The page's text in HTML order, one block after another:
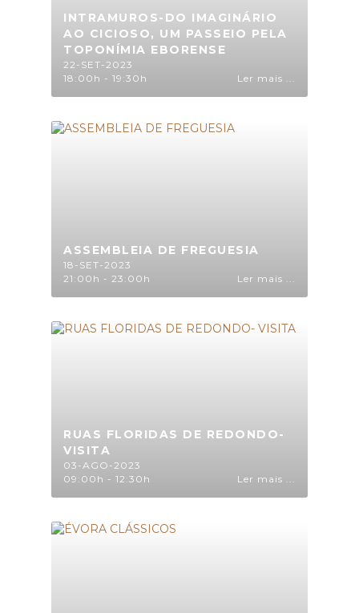
INTRAMUROS-DO IMAGINÁRIO
AO CICIOSO, UM PASSEIO PELA
TOPONÍMIA EBORENSE
22-SET-2023
18:00h - 19:30h
Ler mais ...
ASSEMBLEIA DE FREGUESIA
18-SET-2023
21:00h - 23:00h
Ler mais ...
RUAS FLORIDAS DE REDONDO-
VISITA
03-AGO-2023
09:00h - 12:30h
Ler mais ...